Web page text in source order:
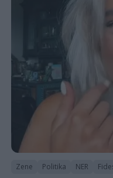
Zene Politika NER